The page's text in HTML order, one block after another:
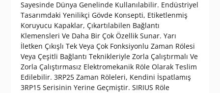
Sayesinde Dünya Genelinde Kullanılabilir. Endüstriyel
Tasarımdaki Yenilikçi Gövde Konsepti, Etiketlenmiş
Koruyucu Kapaklar, Çıkartılabilen Bağlantı
Klemensleri Ve Daha Bir Çok Özellik Sunar. Yarı
İletken Çıkışlı Tek Veya Çok Fonksiyonlu Zaman Rölesi
Veya Çeşitli Bağlantı Teknikleriyle Zorla Çalıştırmalı Ve
Zorla Çalıştırmasız Elektromekanik Röle Olarak Teslim
Edilebilir. 3RP25 Zaman Röleleri, Kendini İspatlamış
3RP15 Serisinin Yerine Geçmiştir. SIRIUS Röle